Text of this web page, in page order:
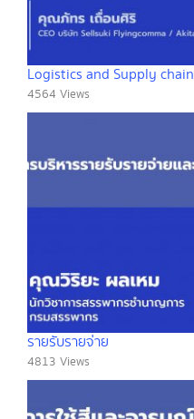
Logistics and Supply chain
4564 Views
รายรับรายจ่าย
4813 Views